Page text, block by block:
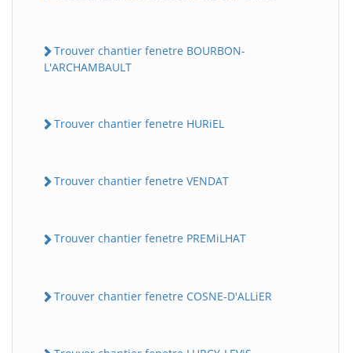
Trouver chantier fenetre BOURBON-
L'ARCHAMBAULT
Trouver chantier fenetre HURiEL
Trouver chantier fenetre VENDAT
Trouver chantier fenetre PREMiLHAT
Trouver chantier fenetre COSNE-D'ALLiER